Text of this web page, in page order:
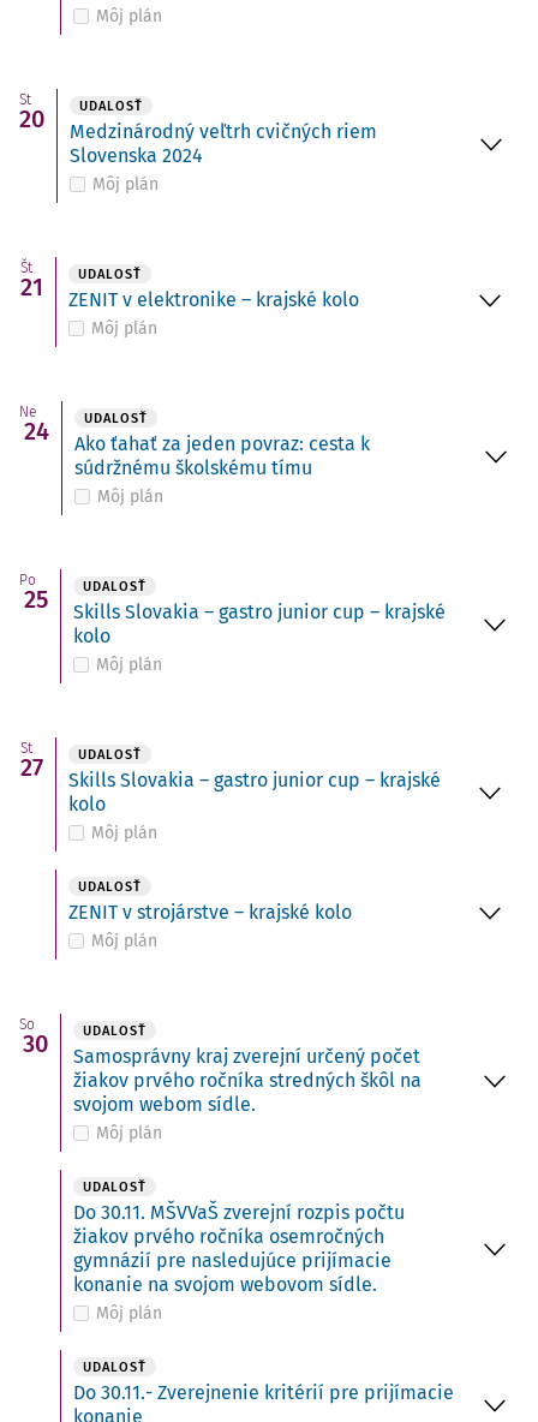
Môj plán
St
20 UDALOSŤ
Medzinárodný veľtrh cvičných riem
Slovenska 2024
Môj plán
Št
21 UDALOSŤ
ZENIT v elektronike – krajské kolo
Môj plán
Ne
24 UDALOSŤ
Ako ťahať za jeden povraz: cesta k
súdržnému školskému tímu
Môj plán
Po
25 UDALOSŤ
Skills Slovakia – gastro junior cup – krajské
kolo
Môj plán
St
27 UDALOSŤ
Skills Slovakia – gastro junior cup – krajské
kolo
Môj plán
UDALOSŤ
ZENIT v strojárstve – krajské kolo
Môj plán
So
30 UDALOSŤ
Samosprávny kraj zverejní určený počet
žiakov prvého ročníka stredných škôl na
svojom webom sídle.
Môj plán
UDALOSŤ
Do 30.11. MŠVVaŠ zverejní rozpis počtu
žiakov prvého ročníka osemročných
gymnázií pre nasledujúce prijímacie
konanie na svojom webovom sídle.
Môj plán
UDALOSŤ
Do 30.11.- Zverejnenie kritérií pre prijímacie
konanie